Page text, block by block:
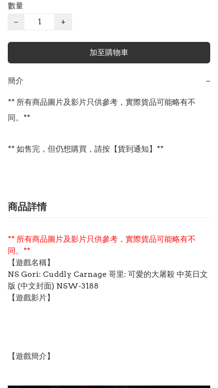
數量
−
+
加至購物車
簡介 −
** 所有商品圖片及影片只供參考，實際貨品可能略有不
同。**
** 如售完，但仍想購買，請按【貨到通知】**
商品詳情
** 所有商品圖片及影片只供參考，實際貨品可能略有不
同。**
【遊戲名稱】
NS Gori: Cuddly Carnage 哥里: 可愛的大屠殺 中英日文
版 (中文封面) NSW-3188
【遊戲影片】
【遊戲簡介】